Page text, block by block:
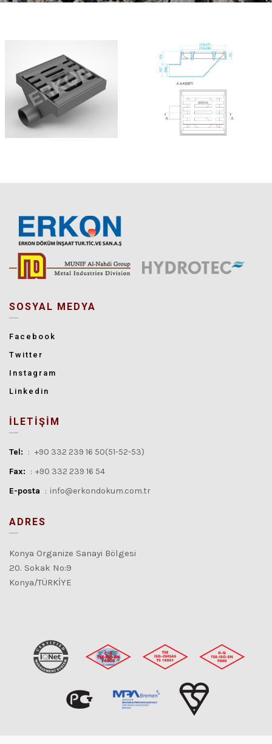
SOSYAL MEDYA
Facebook
Twitter
Instagram
Linkedin
İLETİŞİM
Tel: : +90 332 239 16 50(51-52-53)
Fax: : +90 332 239 16 54
E-posta : info@erkondokum.com.tr
ADRES
Konya Organize Sanayi Bölgesi
20. Sokak No:9
Konya/TÜRKİYE